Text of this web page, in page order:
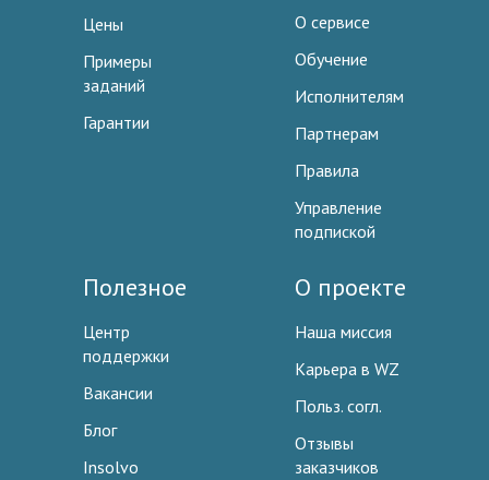
Цены
Примеры
заданий
Гарантии
О сервисе
Обучение
Исполнителям
Партнерам
Правила
Управление
подпиской
Полезное
Центр
поддержки
Вакансии
Блог
Insolvo
О проекте
Наша миссия
Карьера в WZ
Польз. согл.
Отзывы
заказчиков